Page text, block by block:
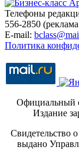
Телефоны
556-2850
E-mail:
Политика
Официальный
Издание
Свидетельство
выдано